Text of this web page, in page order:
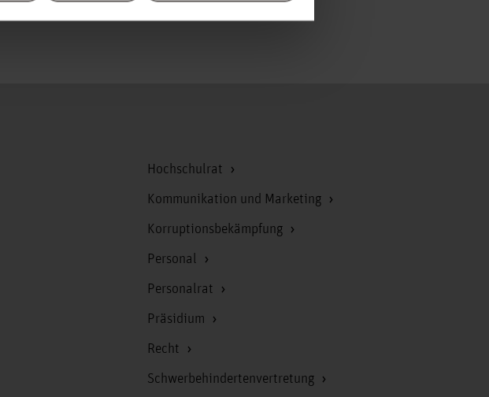
Hochschulrat
Kommunikation und Marketing
Korruptionsbekämpfung
Personal
Personalrat
Präsidium
Recht
Schwerbehindertenvertretung